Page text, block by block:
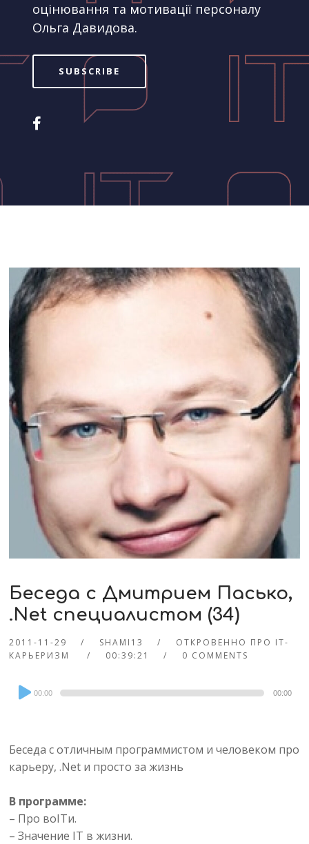
оцінювання та мотивації персоналу
Ольга Давидова.
SUBSCRIBE
Беседа с Дмитрием Пасько,
.Net специалистом (34)
2011-11-29 SHAMI13
ОТКРОВЕННО ПРО IT-
КАРЬЕРИЗМ
00:39:21 0 COMMENTS
Audio
Player
00:00 00:00
Беседа с отличным программистом и человеком про
карьеру, .Net и просто за жизнь
В программе:
– Про воITи.
– Значение IT в жизни.